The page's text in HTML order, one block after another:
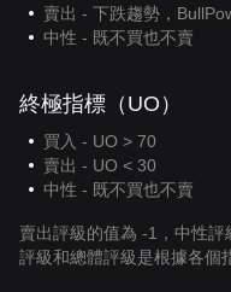
賣出 - 下跌趨勢，
中性 - 既不買也不賣
終極指標（UO）
買入 - UO > 70
賣出 - UO < 30
中性 - 既不買也不賣
賣出評級的值為 -1，中性
評級和總體評級是根據各個